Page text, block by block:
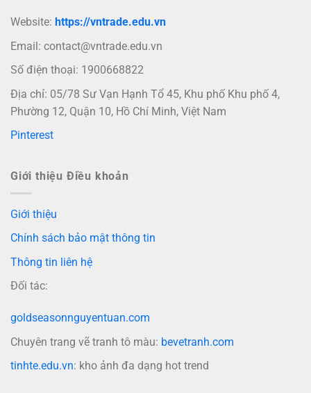
Website: https://vntrade.edu.vn
Email: contact@vntrade.edu.vn
Số điện thoại: 1900668822
Địa chỉ: 05/78 Sư Vạn Hạnh Tổ 45, Khu phố Khu phố 4,
Phường 12, Quận 10, Hồ Chí Minh, Việt Nam
Pinterest
Giới thiệu Điều khoản
Giới thiệu
Chính sách bảo mật thông tin
Thông tin liên hệ
Đối tác:
goldseasonnguyentuan.com
Chuyên trang vẽ tranh tô màu: bevetranh.com
tinhte.edu.vn: kho ảnh đa dạng hot trend